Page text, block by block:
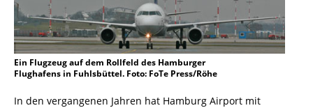
Ein Flugzeug auf dem Rollfeld des Hamburger
Flughafens in Fuhlsbüttel. Foto: FoTe Press/Röhe
In den vergangenen Jahren hat Hamburg Airport mit